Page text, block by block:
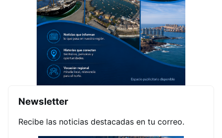
Newsletter
Recibe las noticias destacadas en tu correo.